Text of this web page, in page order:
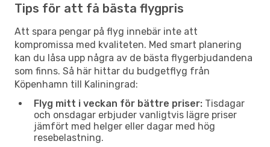
Tips för att få bästa flygpris
Att spara pengar på flyg innebär inte att
kompromissa med kvaliteten. Med smart planering
kan du låsa upp några av de bästa flygerbjudandena
som finns. Så här hittar du budgetflyg från
Köpenhamn till Kaliningrad:
Flyg mitt i veckan för bättre priser: Tisdagar
och onsdagar erbjuder vanligtvis lägre priser
jämfört med helger eller dagar med hög
resebelastning.